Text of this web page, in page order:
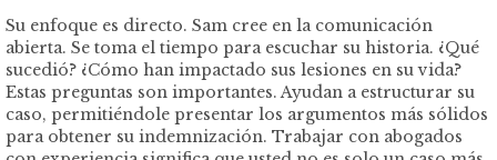
Su enfoque es directo. Sam cree en la comunicación
abierta. Se toma el tiempo para escuchar su historia. ¿Qué
sucedió? ¿Cómo han impactado sus lesiones en su vida?
Estas preguntas son importantes. Ayudan a estructurar su
caso, permitiéndole presentar los argumentos más sólidos
para obtener su indemnización. Trabajar con abogados